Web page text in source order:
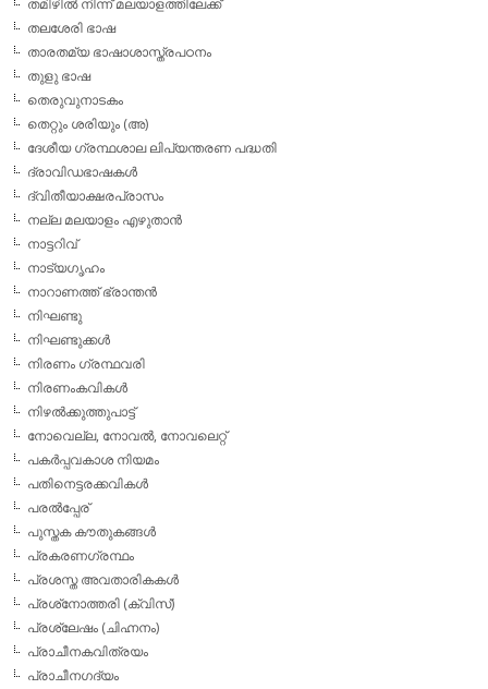
തമിഴില്‍ നിന്ന് മലയാളത്തിലേക്ക്
തലശേരി ഭാഷ
താരതമ്യ ഭാഷാശാസ്ത്രപഠനം
തുളു ഭാഷ
തെരുവുനാടകം
തെറ്റും ശരിയും (അ)
ദേശീയ ഗ്രന്ഥശാല ലിപ്യന്തരണ പദ്ധതി
ദ്രാവിഡഭാഷകള്‍
ദ്വിതീയാക്ഷരപ്രാസം
നല്ല മലയാളം എഴുതാന്‍
നാട്ടറിവ്
നാട്യഗൃഹം
നാറാണത്ത് ഭ്രാന്തന്‍
നിഘണ്ടു
നിഘണ്ടുക്കള്‍
നിരണം ഗ്രന്ഥവരി
നിരണംകവികള്‍
നിഴല്‍ക്കുത്തുപാട്ട്
നോവെല്ല, നോവല്‍, നോവലെറ്റ്
പകര്‍പ്പവകാശ നിയമം
പതിനെട്ടരക്കവികള്‍
പരല്‍പ്പേര്
പുസ്തക കൗതുകങ്ങള്‍
പ്രകരണഗ്രന്ഥം
പ്രശസ്ത അവതാരികകള്‍
പ്രശ്‌നോത്തരി (ക്വിസ്)
പ്രശ്ലേഷം (ചിഹ്നനം)
പ്രാചീനകവിത്രയം
പ്രാചീനഗദ്യം